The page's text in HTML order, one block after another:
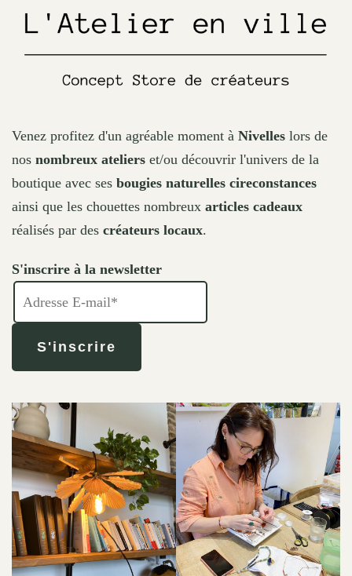
product
page
Venez profitez d'un agréable moment à Nivelles lors de
nos nombreux ateliers et/ou découvrir l'univers de la
boutique avec ses bougies naturelles cireconstances
ainsi que les chouettes nombreux articles cadeaux
réalisés par des créateurs locaux.
S'inscrire à la newsletter